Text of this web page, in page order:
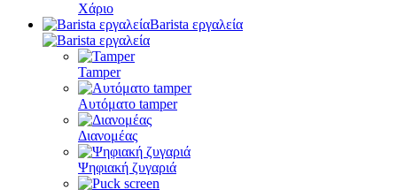
Χάριο
Barista εργαλεία
Tamper
Αυτόματο tamper
Διανομέας
Ψηφιακή ζυγαριά